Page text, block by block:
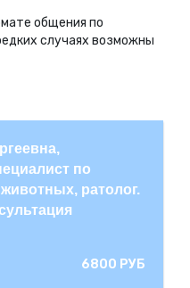
общения по
случаях возможны
по
ратолог.
6800 РУБ